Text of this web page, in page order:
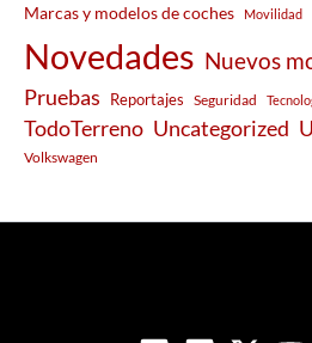
Marcas y modelos de coches Movilidad
Novedades Nuevos
Pruebas Reportajes Seguridad
TodoTerreno Uncategorized
Volkswagen